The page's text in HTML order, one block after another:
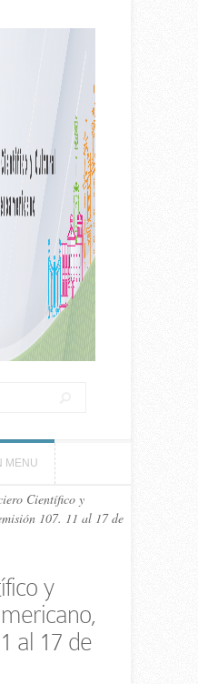
MENU
Científico y
107. 11 al 17 de
y
al 17 de